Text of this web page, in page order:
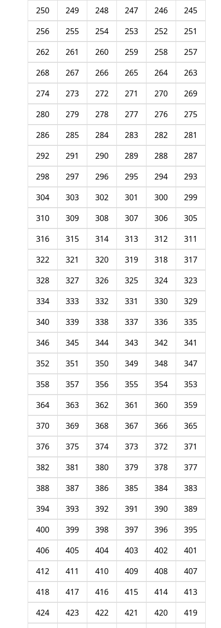
245
246
247
248
249
250
251
252
253
254
255
256
257
258
259
260
261
262
263
264
265
266
267
268
269
270
271
272
273
274
275
276
277
278
279
280
281
282
283
284
285
286
287
288
289
290
291
292
293
294
295
296
297
298
299
300
301
302
303
304
305
306
307
308
309
310
311
312
313
314
315
316
317
318
319
320
321
322
323
324
325
326
327
328
329
330
331
332
333
334
335
336
337
338
339
340
341
342
343
344
345
346
347
348
349
350
351
352
353
354
355
356
357
358
359
360
361
362
363
364
365
366
367
368
369
370
371
372
373
374
375
376
377
378
379
380
381
382
383
384
385
386
387
388
389
390
391
392
393
394
395
396
397
398
399
400
401
402
403
404
405
406
407
408
409
410
411
412
413
414
415
416
417
418
419
420
421
422
423
424